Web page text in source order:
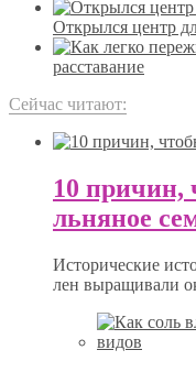
Открылся центр
расставание
Сейчас читают:
10 причин,
льняное
Исторические
лен выращивали